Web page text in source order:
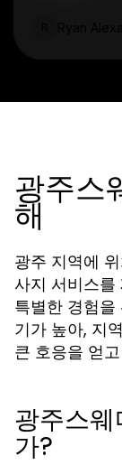
광주스
해
광주 지역에
사지 서비스를
특별한 경험을
기가 높아, 지
큰 호응을 얻
광주스
가?